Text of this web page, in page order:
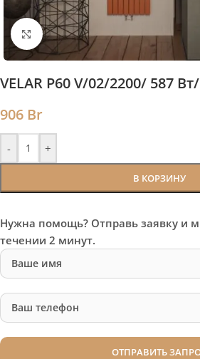
Нажмите, чтобы увеличить
VELAR P60 V/02/2200/ 587
906 Br
- +
В КОРЗИНУ
Нужна помощь? Отправь заявку и
течении 2 минут.